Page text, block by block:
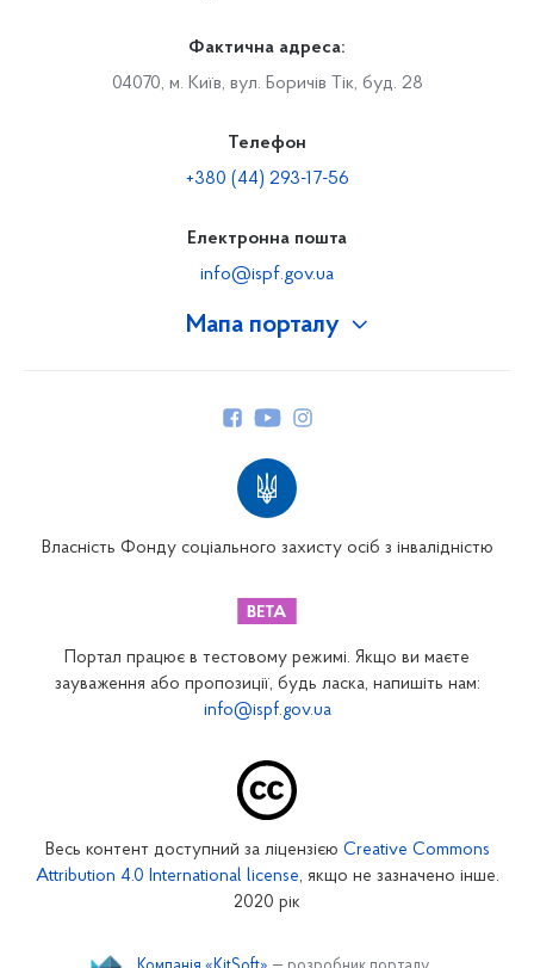
Мапа порталу
Закарпатське відділення
Запорізьке відділення
Кіровоградське відділення
Фактична адреса:
04070, м. Київ, вул. Боричів Тік, буд. 28
Телефон
+380 (44) 293-17-56
Електронна пошта
info@ispf.gov.ua
Власність Фонду соціального захисту осіб з інвалідністю
Портал працює в тестовому режимі. Якщо ви маєте
зауваження або пропозиції, будь ласка, напишіть нам:
info@ispf.gov.ua
Весь контент доступний за ліцензією Creative Commons
Attribution 4.0 International license, якщо не зазначено інше.
2020 рік